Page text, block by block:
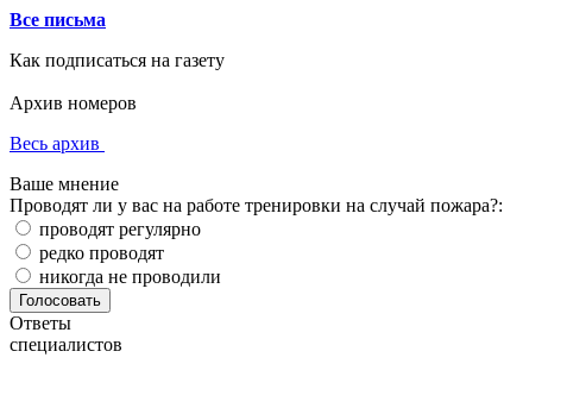
Все письма
Как подписаться на газету
Архив номеров
Весь архив
Ваше мнение
Проводят ли у вас на работе тренировки на случай пожара?:
проводят регулярно
редко проводят
никогда не проводили
Ответы
специалистов